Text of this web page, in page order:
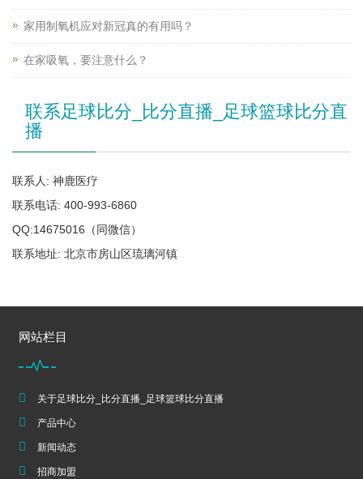
家用制氧机应对新冠真的有用吗？
在家吸氧，要注意什么？
联系足球比分_比分直播_足球篮球比分直
播
联系人: 神鹿医疗
联系电话: 400-993-6860
QQ:14675016（同微信）
联系地址: 北京市房山区琉璃河镇
网站栏目
关于足球比分_比分直播_足球篮球比分直播
产品中心
新闻动态
招商加盟